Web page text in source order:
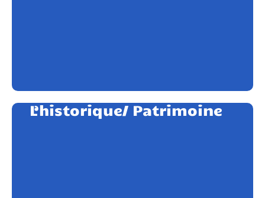
L’historique/ Patrimoine